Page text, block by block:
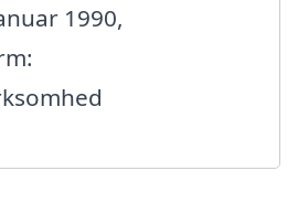
1990,